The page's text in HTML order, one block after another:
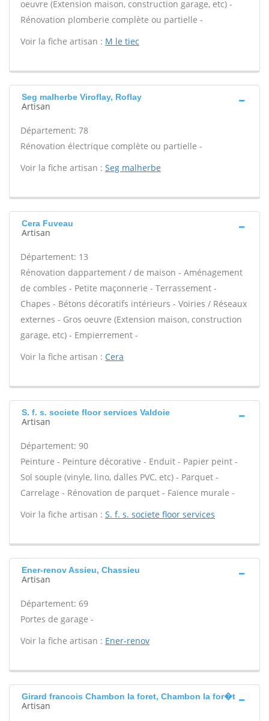
oeuvre (Extension maison, construction garage, etc) -
Rénovation plomberie complète ou partielle -
Voir la fiche artisan : M le tiec
Seg malherbe Viroflay, Roflay
Artisan
Département: 78
Rénovation électrique complète ou partielle -
Voir la fiche artisan : Seg malherbe
Cera Fuveau
Artisan
Département: 13
Rénovation dappartement / de maison - Aménagement
de combles - Petite maçonnerie - Terrassement -
Chapes - Bétons décoratifs intérieurs - Voiries / Réseaux
externes - Gros oeuvre (Extension maison, construction
garage, etc) - Empierrement -
Voir la fiche artisan : Cera
S. f. s. societe floor services Valdoie
Artisan
Département: 90
Peinture - Peinture décorative - Enduit - Papier peint -
Sol souple (vinyle, lino, dalles PVC, etc) - Parquet -
Carrelage - Rénovation de parquet - Faïence murale -
Voir la fiche artisan : S. f. s. societe floor services
Ener-renov Assieu, Chassieu
Artisan
Département: 69
Portes de garage -
Voir la fiche artisan : Ener-renov
Girard francois Chambon la foret, Chambon la for�t
Artisan